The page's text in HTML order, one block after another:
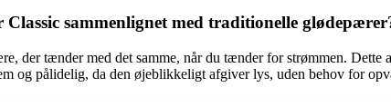
sammenlignet med traditionelle
der tænder med det samme, når du tænder for strømmen.
og pålidelig, da den øjeblikkeligt afgiver lys, uden behov for